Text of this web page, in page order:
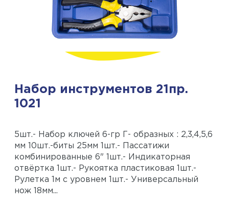
Набор инструментов 21пр.
1021
5шт.- Набор ключей 6-гр Г- образных : 2,3,4,5,6
мм 10шт.-биты 25мм 1шт.- Пассатижи
комбинированные 6" 1шт.- Индикаторная
отвёртка 1шт.- Рукоятка пластиковая 1шт.-
Рулетка 1м с уровнем 1шт.- Универсальный
нож 18мм...